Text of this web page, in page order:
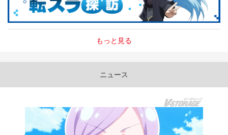
もっと見る
ニュース